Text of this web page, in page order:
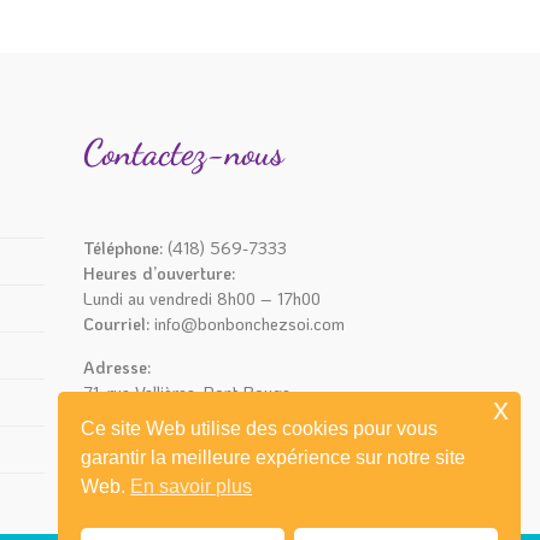
Contactez-nous
Téléphone:(418) 569-7333
Heures d’ouverture:
Lundi au vendredi 8h00 – 17h00
Courriel:info@bonbonchezsoi.com
Adresse:
71, rue Vallières, Pont-Rouge
(Québec) G3H 2T8
Ce site Web utilise des cookies pour vous
garantir la meilleure expérience sur notre site
Web. En savoir plus
x